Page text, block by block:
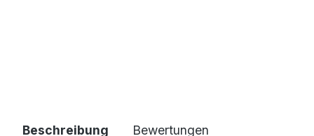
Beschreibung Bewertungen